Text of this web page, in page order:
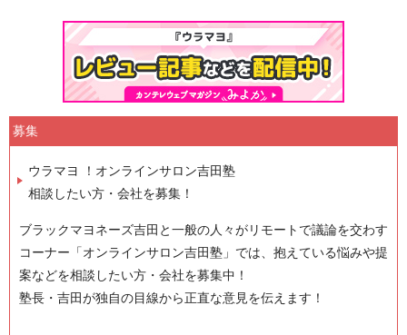
募集
ウラマヨ ！オンラインサロン吉田塾
相談したい方・会社を募集！
ブラックマヨネーズ吉田と一般の人々がリモートで議論を交わす
コーナー「オンラインサロン吉田塾」では、抱えている悩みや提
案などを相談したい方・会社を募集中！
塾長・吉田が独自の目線から正直な意見を伝えます！